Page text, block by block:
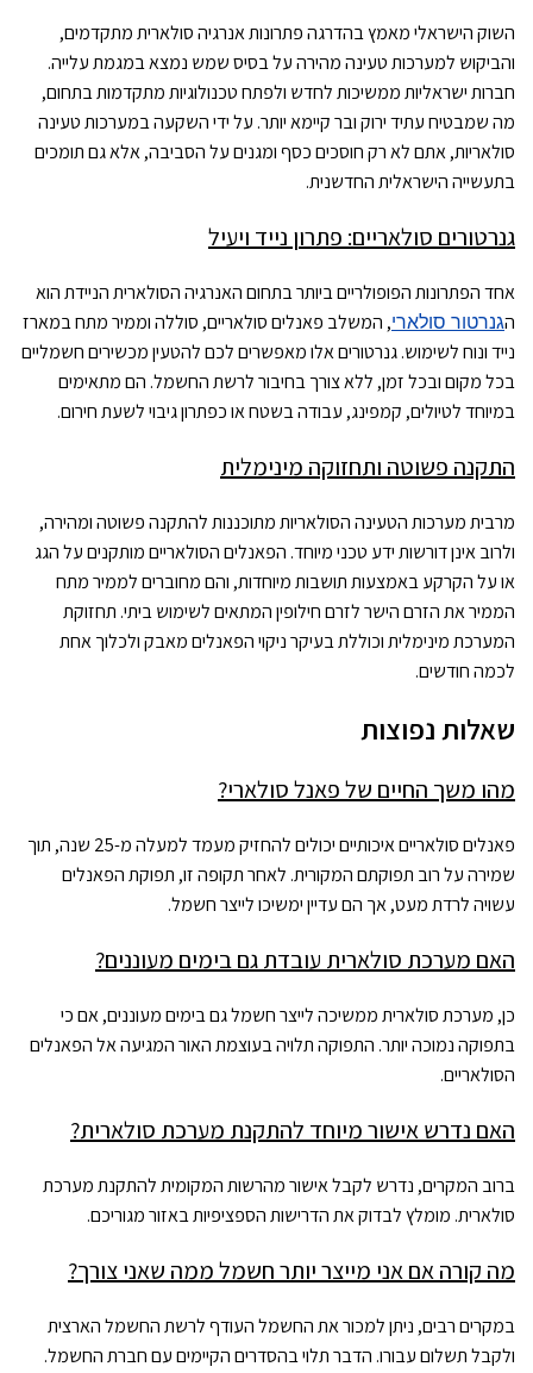
השוק הישראלי מאמץ בהדרגה פתרונות אנרגיה סולארית מתקדמים,
והביקוש למערכות טעינה מהירה על בסיס שמש נמצא במגמת עלייה.
חברות ישראליות ממשיכות לחדש ולפתח טכנולוגיות מתקדמות בתחום,
מה שמבטיח עתיד ירוק ובר קיימא יותר. על ידי השקעה במערכות טעינה
סולאריות, אתם לא רק חוסכים כסף ומגנים על הסביבה, אלא גם תומכים
בתעשייה הישראלית החדשנית.
גנרטורים סולאריים: פתרון נייד ויעיל
אחד הפתרונות הפופולריים ביותר בתחום האנרגיה הסולארית הניידת הוא
הגנרטור סולארי, המשלב פאנלים סולאריים, סוללה וממיר מתח במארז
נייד ונוח לשימוש. גנרטורים אלו מאפשרים לכם להטעין מכשירים חשמליים
בכל מקום ובכל זמן, ללא צורך בחיבור לרשת החשמל. הם מתאימים
במיוחד לטיולים, קמפינג, עבודה בשטח או כפתרון גיבוי לשעת חירום.
התקנה פשוטה ותחזוקה מינימלית
מרבית מערכות הטעינה הסולאריות מתוכננות להתקנה פשוטה ומהירה,
ולרוב אינן דורשות ידע טכני מיוחד. הפאנלים הסולאריים מותקנים על הגג
או על הקרקע באמצעות תושבות מיוחדות, והם מחוברים לממיר מתח
הממיר את הזרם הישר לזרם חילופין המתאים לשימוש ביתי. תחזוקת
המערכת מינימלית וכוללת בעיקר ניקוי הפאנלים מאבק ולכלוך אחת
לכמה חודשים.
שאלות נפוצות
מהו משך החיים של פאנל סולארי?
פאנלים סולאריים איכותיים יכולים להחזיק מעמד למעלה מ-25 שנה, תוך
שמירה על רוב תפוקתם המקורית. לאחר תקופה זו, תפוקת הפאנלים
עשויה לרדת מעט, אך הם עדיין ימשיכו לייצר חשמל.
האם מערכת סולארית עובדת גם בימים מעוננים?
כן, מערכת סולארית ממשיכה לייצר חשמל גם בימים מעוננים, אם כי
בתפוקה נמוכה יותר. התפוקה תלויה בעוצמת האור המגיעה אל הפאנלים
הסולאריים.
האם נדרש אישור מיוחד להתקנת מערכת סולארית?
ברוב המקרים, נדרש לקבל אישור מהרשות המקומית להתקנת מערכת
סולארית. מומלץ לבדוק את הדרישות הספציפיות באזור מגוריכם.
מה קורה אם אני מייצר יותר חשמל ממה שאני צורך?
במקרים רבים, ניתן למכור את החשמל העודף לרשת החשמל הארצית
ולקבל תשלום עבורו. הדבר תלוי בהסדרים הקיימים עם חברת החשמל.